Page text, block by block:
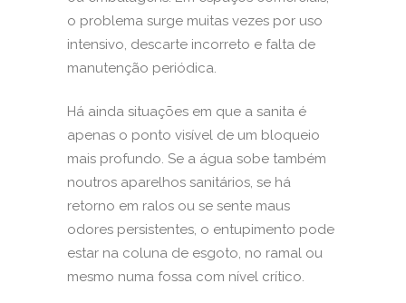
o problema surge muitas vezes por uso
intensivo, descarte incorreto e falta de
manutenção periódica.
Há ainda situações em que a sanita é
apenas o ponto visível de um bloqueio
mais profundo. Se a água sobe também
noutros aparelhos sanitários, se há
retorno em ralos ou se sente maus
odores persistentes, o entupimento pode
estar na coluna de esgoto, no ramal ou
mesmo numa fossa com nível crítico.